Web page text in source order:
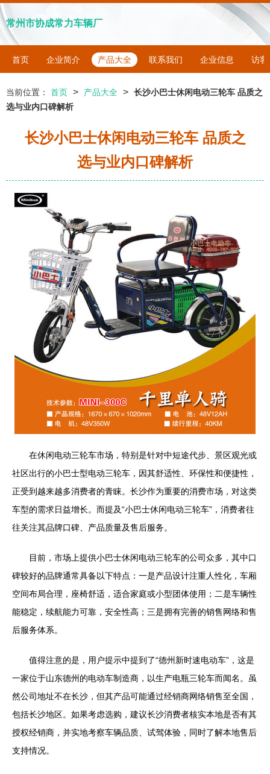
常州市协成常力车辆厂
首页 企业简介 产品大全 联系我们 企业信息 访客
当前位置： 首页 > 产品大全 > 长沙小巴士休闲电动三轮车 品质之
选与业内口碑解析
长沙小巴士休闲电动三轮车 品质之
选与业内口碑解析
在休闲电动三轮车市场，特别是针对中短途代步、景区观光或
社区出行的小巴士型电动三轮车，因其舒适性、环保性和便捷性，
正受到越来越多消费者的青睐。长沙作为重要的消费市场，对这类
车型的需求日益增长。而提及“小巴士休闲电动三轮车”，消费者往
往关注其品牌口碑、产品质量及售后服务。
目前，市场上提供小巴士休闲电动三轮车的公司众多，其中口
碑较好的品牌通常具备以下特点：一是产品设计注重人性化，车厢
空间布局合理，座椅舒适，适合家庭或小型团体使用；二是车辆性
能稳定，续航能力可靠，安全性高；三是拥有完善的销售网络和售
后服务体系。
值得注意的是，用户提示中提到了“德州新时速电动车”，这是
一家位于山东德州的电动车制造商，以生产电瓶三轮车而闻名。虽
然公司地址不在长沙，但其产品可能通过经销商网络销售至全国，
包括长沙地区。如果考虑选购，建议长沙消费者核实本地是否有其
授权经销商，并实地考察车辆品质、试驾体验，同时了解本地售后
支持情况。